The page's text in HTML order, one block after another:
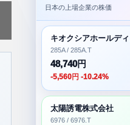
日本の上場企業の株価
285A / 285A.T
48,740円
-5,560円 -10.24%
太陽誘電株式会社
6976 / 6976.T